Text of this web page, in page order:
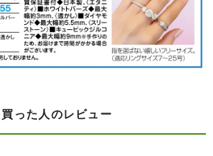
った人のレビュー